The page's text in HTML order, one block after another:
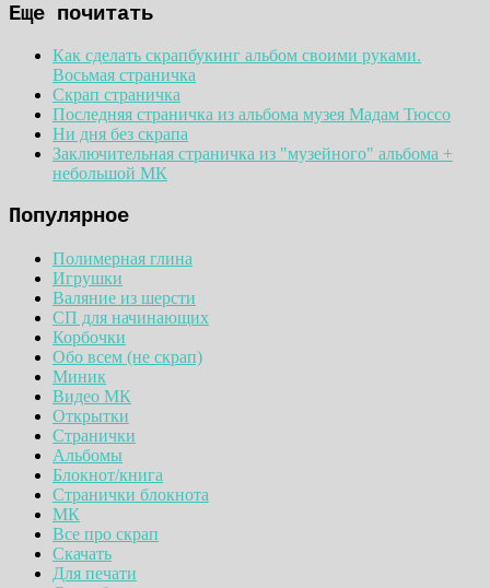
Еще почитать
Как сделать скрапбукинг альбом своими руками.
Восьмая страничка
Скрап страничка
Последняя страничка из альбома музея Мадам Тюссо
Ни дня без скрапа
Заключительная страничка из "музейного" альбома +
небольшой МК
Популярное
Полимерная глина
Игрушки
Валяние из шерсти
СП для начинающих
Корбочки
Обо всем (не скрап)
Миник
Видео МК
Открытки
Странички
Альбомы
Блокнот/книга
Странички блокнота
МК
Все про скрап
Скачать
Для печати